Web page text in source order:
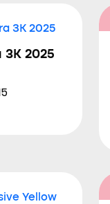
3K 2025